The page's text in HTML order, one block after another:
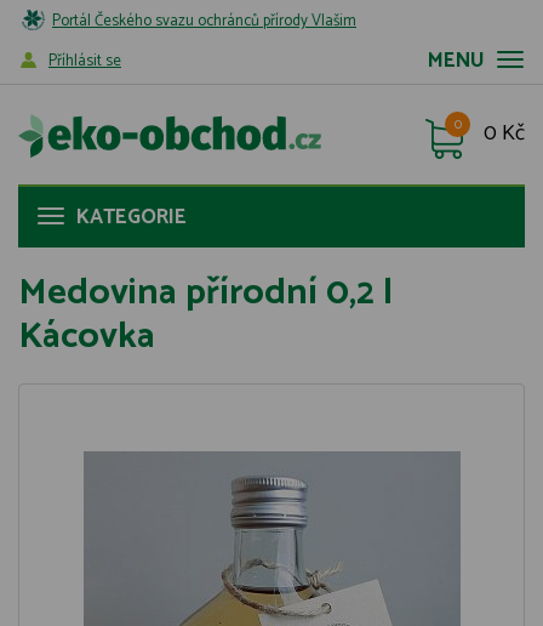
Portál Českého svazu ochránců přírody Vlašim
MENU
Příhlásit se
0 Kč
0
KATEGORIE
Medovina přírodní 0,2 l
Kácovka